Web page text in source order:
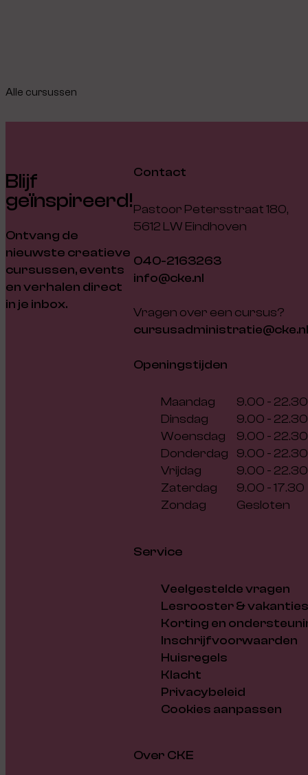
Alle cursussen
Blijf
geïnspireerd!
Ontvang de
nieuwste creatieve
cursussen, events
en verhalen direct
in je inbox.
Contact
Pastoor Petersstraat 180,
5612 LW Eindhoven
040-2163263
info@cke.nl
Vragen over een cursus?
cursusadministratie@cke.nl
Openingstijden
Maandag
9.00 - 22.30
Dinsdag
9.00 - 22.30
Woensdag
9.00 - 22.30
Donderdag
9.00 - 22.30
Vrijdag
9.00 - 22.30
Zaterdag
9.00 - 17.30
Zondag
Gesloten
Service
Veelgestelde vragen
Lesrooster & vakanties
Korting en
Inschrijfvoorwaarden
Huisregels
Klacht
Privacybeleid
Cookies aanpassen
Over CKE